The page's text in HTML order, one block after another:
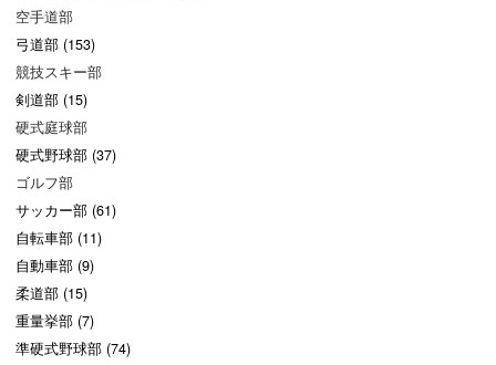
空手道部
弓道部 (153)
競技スキー部
剣道部 (15)
硬式庭球部
硬式野球部 (37)
ゴルフ部
サッカー部 (61)
自転車部 (11)
自動車部 (9)
柔道部 (15)
重量挙部 (7)
準硬式野球部 (74)